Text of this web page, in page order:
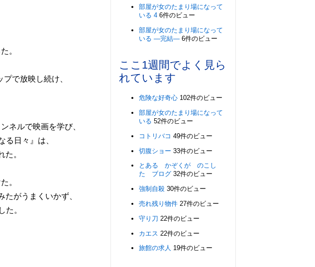
。
で放映し続け、
ネルで映画を学び、
る日々』は、
。
。
がうまくいかず、
た。
部屋が女のたまり場になって
いる 4 6件のビュー
部屋が女のたまり場になって
いる ―完結― 6件のビュー
ここ1週間でよく見ら
れています
危険な好奇心 102件のビュー
部屋が女のたまり場になって
いる 52件のビュー
コトリバコ 49件のビュー
切腹ショー 33件のビュー
とある かぞくが のこし
た ブログ 32件のビュー
強制自殺 30件のビュー
売れ残り物件 27件のビュー
守り刀 22件のビュー
カエス 22件のビュー
旅館の求人 19件のビュー